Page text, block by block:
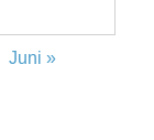
Juni »